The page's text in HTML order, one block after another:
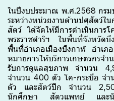
ในปีงบประมาณ พ.ศ.2568 กร
ระหว่างหน่วยงานด้านปศุสัตว์ใ
สัตว์ ได้จัดให้มีการดำเนินการโ
พระราชดำริฯ ในพื้นที่จังหวัด
พื้นที่อำเภอเมืองบึงกาฬ อำเภ
หมายการให้บริการเกษตรกรจ
รับการดูแลสุขภาพ จำนวน
จำนวน 400 ตัว โค-กระบือ จำ
ตัว และสัตว์ปีก จำนวน
นักศึกษา สัตวแพทย์ และนัก